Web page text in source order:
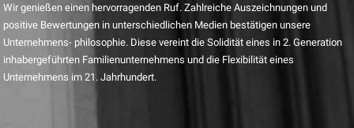
Wir genießen einen hervorragenden Ruf. Zahlreiche Auszeichnungen und
positive Bewertungen in unterschiedlichen Medien bestätigen unsere
Unternehmens- philosophie. Diese vereint die Solidität eines in 2. Generation
inhabergeführten Familienunternehmens und die Flexibilität eines
Unternehmens im 21. Jahrhundert.